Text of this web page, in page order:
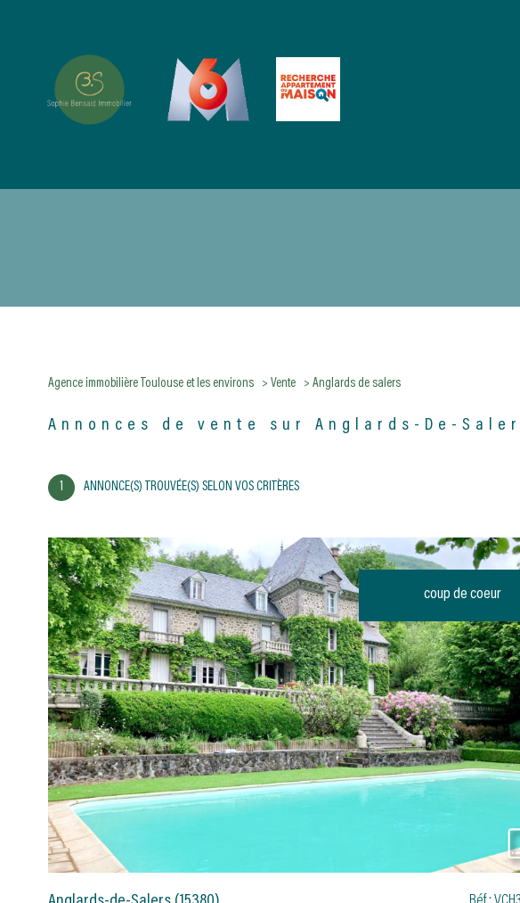
Agence immobilière Toulouse et les environs Vente Anglards de salers
Annonces de vente sur Anglards-De-
1 ANNONCE(S) TROUVÉE(S) SELON VOS CRITÈRES
coup de coeur
VOIR LE
BIEN